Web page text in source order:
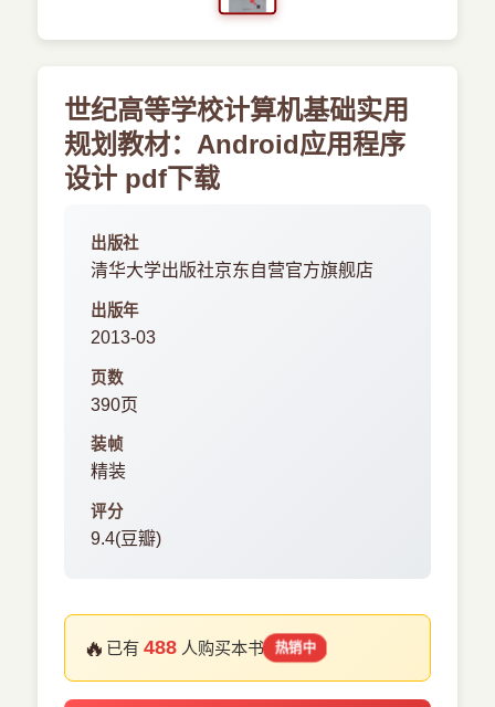
世纪高等学校计算机基础实用
规划教材：Android应用程序
设计 pdf下载
出版社
清华大学出版社京东自营官方旗舰店
出版年
2013-03
页数
390页
装帧
精装
评分
9.4(豆瓣)
🔥 已有488 人购买本书 热销中